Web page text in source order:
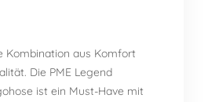
Kombination aus Komfort
Die PME Legend
ist ein Must-Have mit